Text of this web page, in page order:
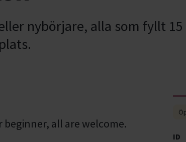
nybörjare, alla som fyllt
beginner, all are welcome.
ID